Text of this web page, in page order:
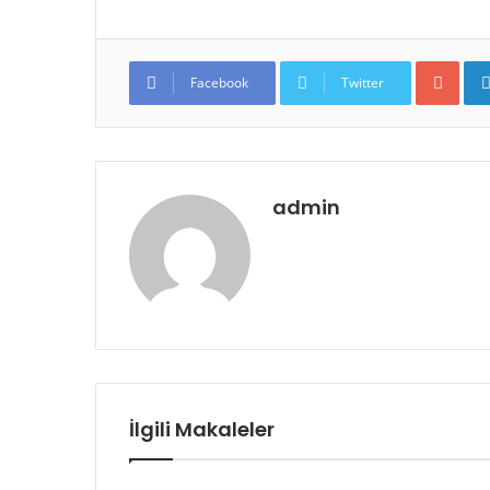
Facebook Twitter
Google+
admin
İlgili Makaleler